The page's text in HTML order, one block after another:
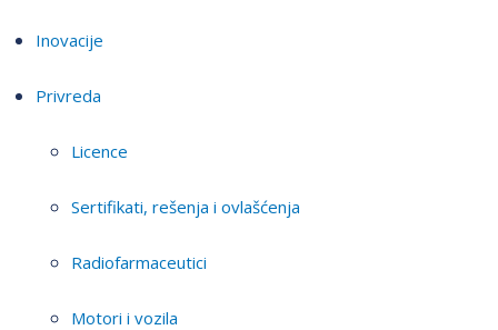
Inovacije
Privreda
Licence
Sertifikati, rešenja i ovlašćenja
Radiofarmaceutici
Motori i vozila